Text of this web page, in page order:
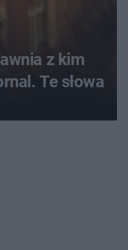
z kim
Te słowa